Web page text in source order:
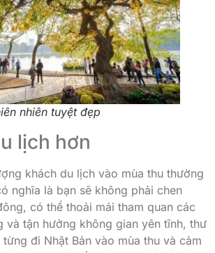
nhiên tuyệt đẹp
lịch hơn
khách du lịch vào mùa thu thường
nghĩa là bạn sẽ không phải chen
có thể thoải mái tham quan các
và tận hưởng không gian yên tĩnh, thư
đi Nhật Bản vào mùa thu và cảm